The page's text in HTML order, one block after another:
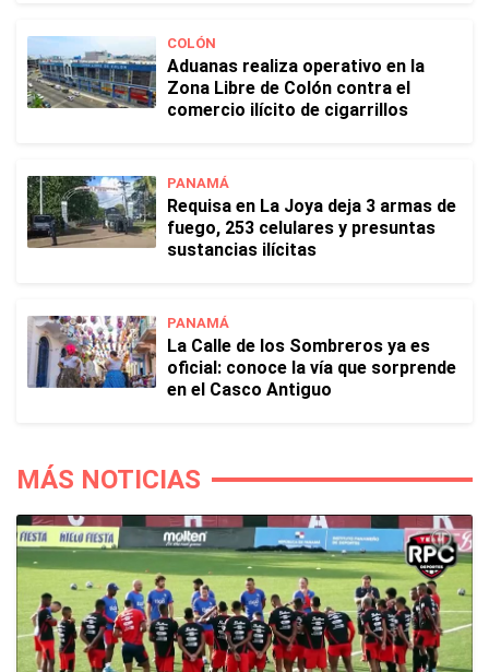
COLÓN
Aduanas realiza operativo en la
Zona Libre de Colón contra el
comercio ilícito de cigarrillos
PANAMÁ
Requisa en La Joya deja 3 armas de
fuego, 253 celulares y presuntas
sustancias ilícitas
PANAMÁ
La Calle de los Sombreros ya es
oficial: conoce la vía que sorprende
en el Casco Antiguo
MÁS NOTICIAS